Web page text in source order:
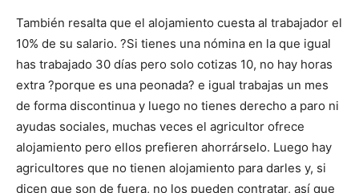
También resalta que el alojamiento cuesta al trabajador el
10% de su salario. ?Si tienes una nómina en la que igual
has trabajado 30 días pero solo cotizas 10, no hay horas
extra ?porque es una peonada? e igual trabajas un mes
de forma discontinua y luego no tienes derecho a paro ni
ayudas sociales, muchas veces el agricultor ofrece
alojamiento pero ellos prefieren ahorrárselo. Luego hay
agricultores que no tienen alojamiento para darles y, si
dicen que son de fuera, no los pueden contratar, así que